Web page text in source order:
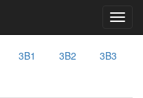
3B1 3B2 3B3